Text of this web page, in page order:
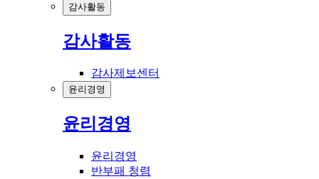
감사활동
감사활동
감사제보센터
윤리경영
윤리경영
윤리경영
반부패 청렴